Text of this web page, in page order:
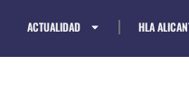
ACTUALIDAD HLA